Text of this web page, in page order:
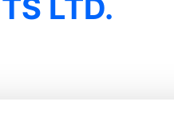
LTD.